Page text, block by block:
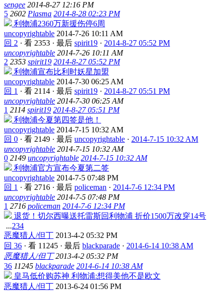
sengee 2014-8-27 12:16 PM
5 2602 Plasma 2014-8-28 02:23 PM
利物浦2360万新援伤停6周
uncopyrightable 2014-7-26 10:11 AM
回 2 · 看 2353 · 最后 spirit19 · 2014-8-27 05:52 PM
uncopyrightable 2014-7-26 10:11 AM
2 2353 spirit19 2014-8-27 05:52 PM
利物浦宣布比利时妖星加盟
uncopyrightable 2014-7-30 06:25 AM
回 1 · 看 2114 · 最后 spirit19 · 2014-8-27 05:51 PM
uncopyrightable 2014-7-30 06:25 AM
1 2114 spirit19 2014-8-27 05:51 PM
利物浦今夏第四签是他！
uncopyrightable 2014-7-15 10:32 AM
回 0 · 看 2149 · 最后 uncopyrightable · 2014-7-15 10:32 AM
uncopyrightable 2014-7-15 10:32 AM
0 2149 uncopyrightable 2014-7-15 10:32 AM
利物浦官方宣布今夏第二签
uncopyrightable 2014-7-5 07:48 PM
回 1 · 看 2716 · 最后 policeman · 2014-7-6 12:34 PM
uncopyrightable 2014-7-5 07:48 PM
1 2716 policeman 2014-7-6 12:34 PM
退货！切尔西曝送托雷斯回利物浦 折价1500万改穿14号
...234
恶魔猎人/但丁 2013-4-2 05:32 PM
回 36 · 看 11245 · 最后 blackparade · 2014-6-14 10:38 AM
恶魔猎人/但丁 2013-4-2 05:32 PM
36 11245 blackparade 2014-6-14 10:38 AM
皇马低价购苏神 利物浦:想得美他不是欧文
恶魔猎人/但丁 2013-6-24 01:56 PM